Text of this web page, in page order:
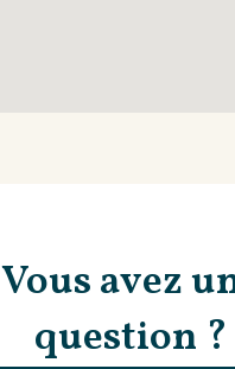
Vous avez
question ?